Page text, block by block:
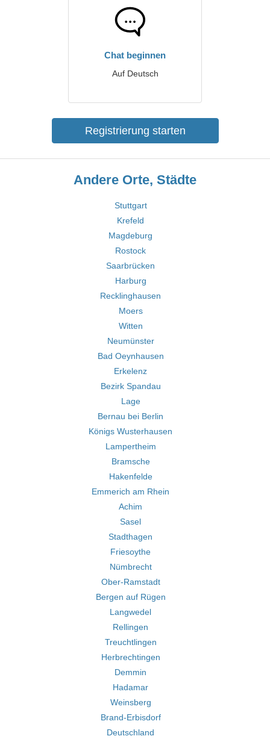
Chat beginnen
Auf Deutsch
Registrierung starten
Andere Orte, Städte
Stuttgart
Krefeld
Magdeburg
Rostock
Saarbrücken
Harburg
Recklinghausen
Moers
Witten
Neumünster
Bad Oeynhausen
Erkelenz
Bezirk Spandau
Lage
Bernau bei Berlin
Königs Wusterhausen
Lampertheim
Bramsche
Hakenfelde
Emmerich am Rhein
Achim
Sasel
Stadthagen
Friesoythe
Nümbrecht
Ober-Ramstadt
Bergen auf Rügen
Langwedel
Rellingen
Treuchtlingen
Herbrechtingen
Demmin
Hadamar
Weinsberg
Brand-Erbisdorf
Deutschland